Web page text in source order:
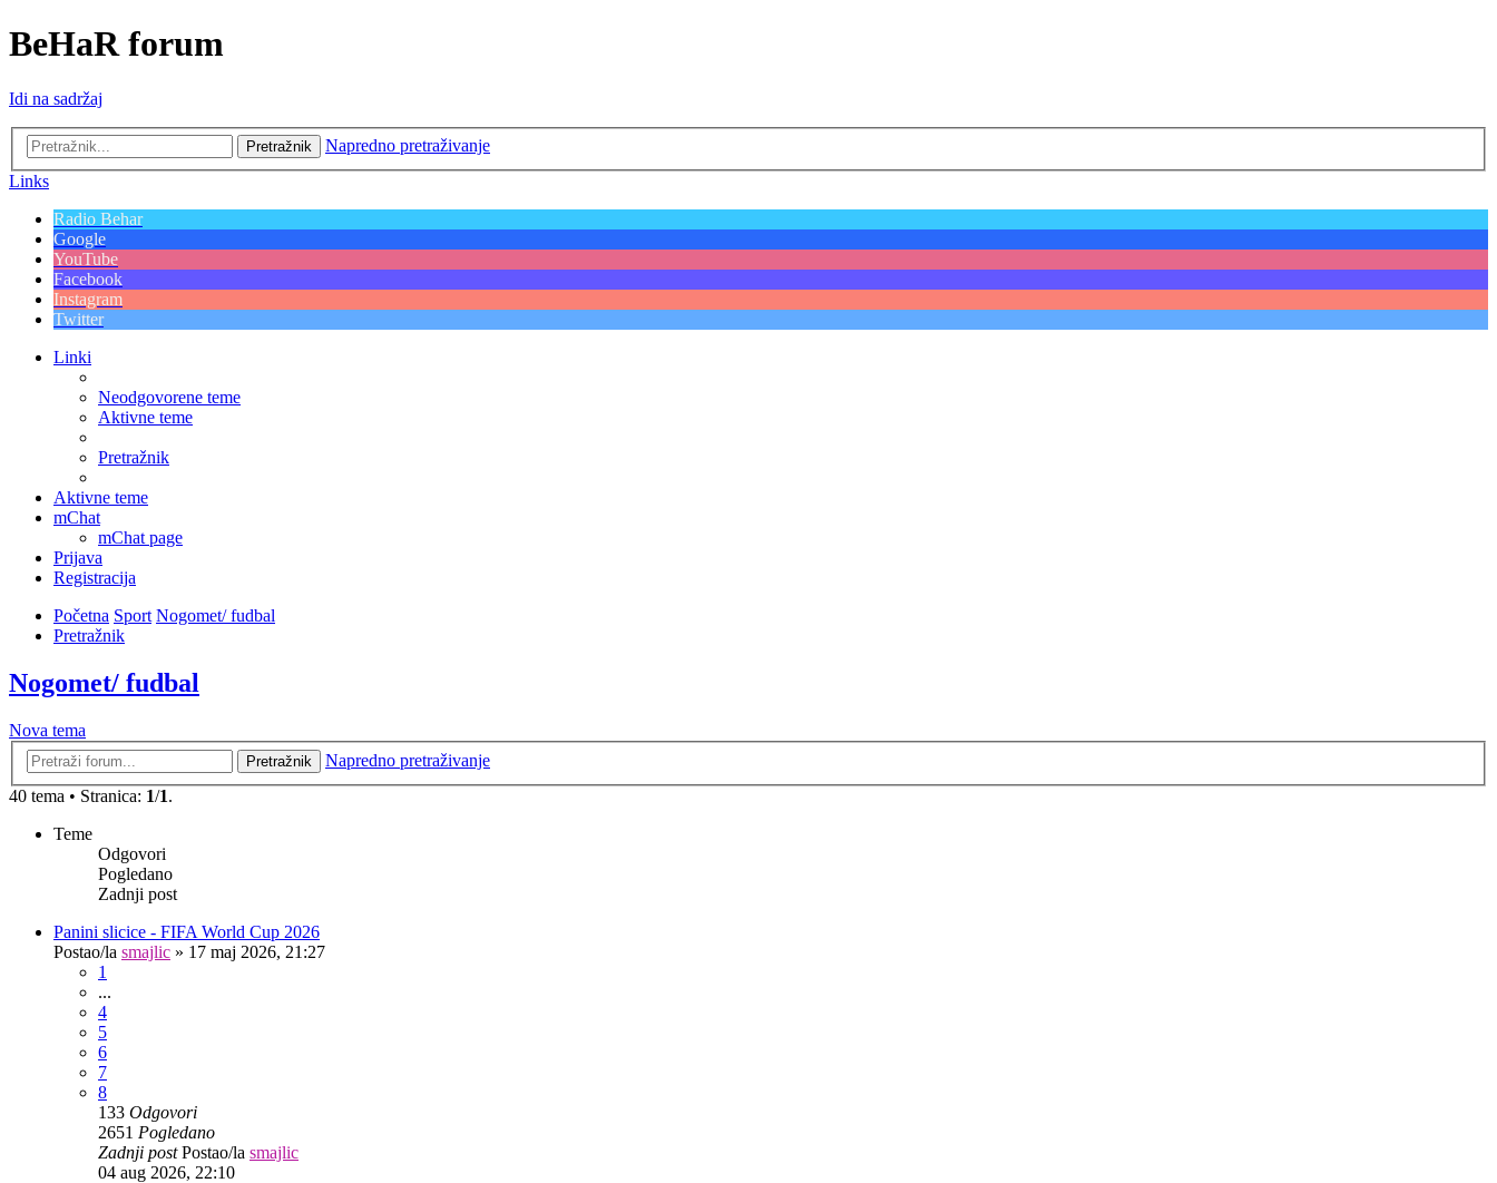
BeHaR forum
Idi na sadržaj
Pretražnik
Napredno pretraživanje
Links
Radio Behar
Google
YouTube
Facebook
Instagram
Twitter
Linki
Neodgovorene teme
Aktivne teme
Pretražnik
Aktivne teme
mChat
mChat page
Prijava
Registracija
Početna Sport Nogomet/ fudbal
Pretražnik
Nogomet/ fudbal
Nova tema
Pretražnik
Napredno pretraživanje
40 tema • Stranica: 1/1.
Teme
Odgovori
Pogledano
Zadnji post
Panini slicice - FIFA World Cup 2026
Postao/la smajlic » 17 maj 2026, 21:27
1
...
4
5
6
7
8
133 Odgovori
2651 Pogledano
Zadnji postPostao/la smajlic
04 aug 2026, 22:10